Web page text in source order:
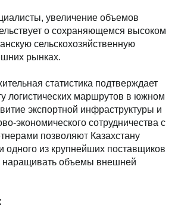
увеличение объемов
о сохраняющемся высоком
сельскохозяйственную
рынках.
статистика подтверждает
логистических маршрутов в южном
экспортной инфраструктуры и
экономического сотрудничества с
позволяют Казахстану
одного из крупнейших поставщиков
наращивать объемы внешней